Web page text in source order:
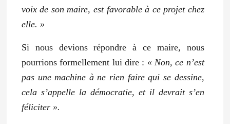
voix de son maire, est favorable à ce projet chez
elle. »
Si nous devions répondre à ce maire, nous
pourrions formellement lui dire : « Non, ce n’est
pas une machine à ne rien faire qui se dessine,
cela s’appelle la démocratie, et il devrait s’en
féliciter ».